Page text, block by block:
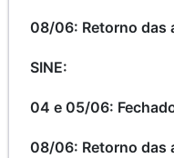
08/06: Retorno das
SINE:
04 e 05/06:
08/06: Retorno das